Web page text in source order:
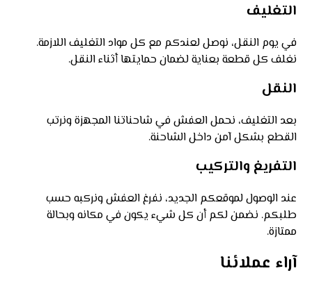
التغليف
في يوم النقل، نوصل لعندكم مع كل مواد التغليف اللازمة.
نغلف كل قطعة بعناية لضمان حمايتها أثناء النقل.
النقل
بعد التغليف، نحمل العفش في شاحناتنا المجهزة ونرتب
القطع بشكل آمن داخل الشاحنة.
التفريغ والتركيب
عند الوصول لموقعكم الجديد، نفرغ العفش ونركبه حسب
طلبكم. نضمن لكم أن كل شيء يكون في مكانه وبحالة
ممتازة.
آراء عملائنا